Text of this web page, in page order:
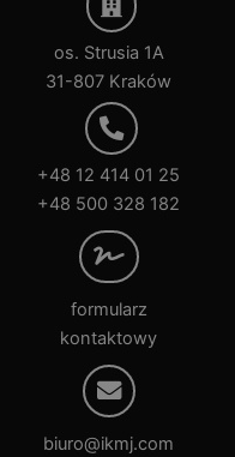
os. Strusia 1A
31-807 Kraków
+48 12 414 01 25
+48 500 328 182
formularz
kontaktowy
biuro@ikmj.com